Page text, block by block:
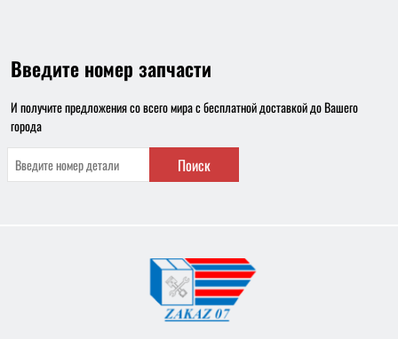
Введите номер запчасти
И получите предложения со всего мира с бесплатной доставкой до Вашего
города
Поиск